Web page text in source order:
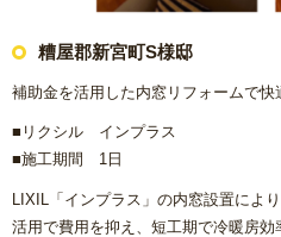
糟屋郡新宮町S様邸
補助金を活用した内窓リフォームで快
■ リクシル インプラス
■施工期間 1日
LIXIL「インプラス」の内窓設置によ
活用で費用を抑え、短工期で冷暖房